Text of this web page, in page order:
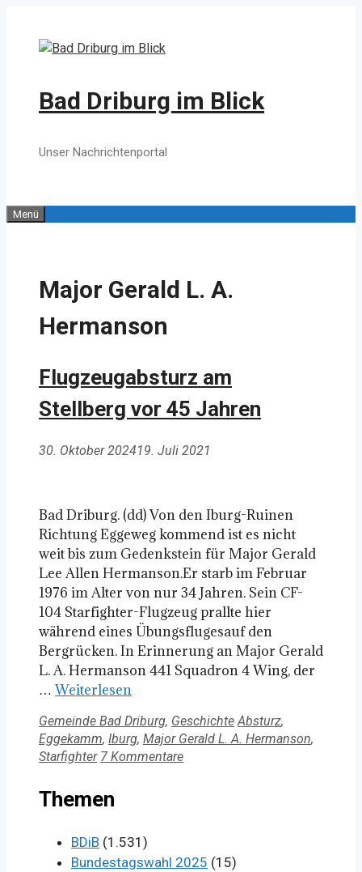
springen
Bad Driburg im Blick
Unser Nachrichtenportal
Menü
Major Gerald L. A.
Hermanson
Flugzeugabsturz am
Stellberg vor 45 Jahren
30. Oktober 202419. Juli 2021
Bad Driburg. (dd) Von den Iburg-Ruinen
Richtung Eggeweg kommend ist es nicht
weit bis zum Gedenkstein für Major Gerald
Lee Allen Hermanson.Er starb im Februar
1976 im Alter von nur 34 Jahren. Sein CF-
104 Starfighter-Flugzeug prallte hier
während eines Übungsflugesauf den
Bergrücken. In Erinnerung an Major Gerald
L. A. Hermanson 441 Squadron 4 Wing, der
…Weiterlesen
Kategorien
Gemeinde Bad Driburg, Geschichte Schlagwörter
Absturz,
Eggekamm, Iburg, Major Gerald L. A. Hermanson,
Starfighter 7 Kommentare
Themen
BDiB (1.531)
Bundestagswahl 2025 (15)